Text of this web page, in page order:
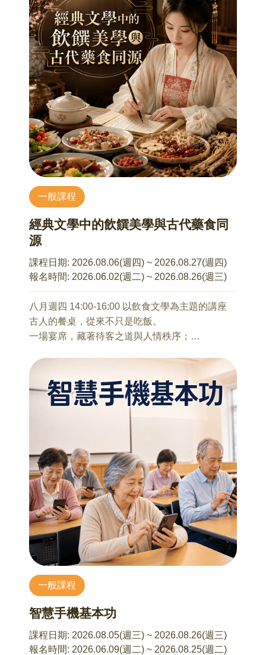
本系列講座不接受當天報名
調
2、熟齡常見困擾（頻尿、性功能下降、荷爾蒙變
化）
3、日常養護：飲食、作息保健
本系列講座不接受當天報名
帶領聽眾理解藝術如何回應消費社會，
也如何在過度刺激的世界中，重新找回「少一
點」的美感。
8/7 普普藝術：當藝術走入超市與漫畫
胡鐘尹 老師
藝術一定要高深莫測嗎？1950年代起，理查德·漢
密爾頓拋出了「究竟是什麼使今日的家庭如此不
同、如此吸引人？」的問句，正式拉開普普藝術
（Pop Art）的序幕。本講將探討安迪沃荷對藝術
圈的挑戰，透過康寶濃湯罐與瑪麗蓮夢露，將大
眾偶像轉化為可大量複製的視覺符號；里奇登斯
坦如何從通俗漫畫中提煉出充滿張力的班戴點
（Ben-Day dots）；以及歐登伯格如何將日常的
的界線。我們將看見藝術家如何擁抱消費社會的
喧嘩，並將之轉化為時代的印記。
8/14 從破壞到挪用：新達達主義與新普普的挑釁
胡鐘尹 老師
在普普藝術繁花盛開之際，有一群藝術家正試圖
重新定義「現成物」。本講聚焦於瓊斯（Jasper
Johns）對美國國旗與標靶的符號拆解，以及勞森
線的「混合繪畫」（Combines），他們繼承了達
達主義的反叛精神，卻更深植於對物體的物性探
討，促使藝術在日常及邊界思考。隨後，我們將
目光轉向當代的傑夫·昆斯，看他如何以極致工藝
「挪用」充氣玩具與通俗文化，創造出反諷且昂
貴的視覺奇觀。這是一場關於真實、符號與消費
美學的深度辯證，看藝術如何在中產階級的品味
中反覆橫跳。
8/21 極簡主義：在寂靜中看見物體「本質」
胡鐘尹 老師
當普普藝術沈溺於繽紛色彩與流行符號的調度
時，極簡主義（Minimalism）選擇轉身走向極致
的冷靜。本講將帶領聽眾認識並感受「少即是
德·賈德透過工業化生產的方盒排列表現空間與秩
塑。 我們也將探討卡爾·安德烈如何讓觀眾「走進
作品」，透過雕塑形塑空間場域，打破傳統雕塑
的底座限制。此外，透過艾格尼絲·馬丁細膩且充
一般課程
經典文學中的飲饌美學與古代藥食同
源
課程日期: 2026.08.06(週四) ~ 2026.08.27(週四)
報名時間: 2026.06.02(週二) ~ 2026.08.26(週三)
八月週四 14:00-16:00 以飲食文學為主題的講座
古人的餐桌，從來不只是吃飯。
一場宴席，藏著待客之道與人情秩序；
一道皇家御膳，展現藥食同源的養生智慧；
文學中的佳餚，更映照出貴族雅趣與市井慾望。
從先秦至清、從鹿鳴宴、燒尾宴到孔府宴：自迎
賓宴到家常宴，每個朝代都有各自的宴會特色、
重要食器以及相呼應的「宴客群體」。杯盞之間
平衡著口腹之慾和處世智慧。在時光中愈發香醇
的歷史滋味不只是一場進食，更是一次與古人靈
魂共享的美學對話。
8/13 節慶美食與自然節律
李純瑀(魚小姐) 老師
古人將時令鮮味化為隆重的儀式，並使用當代食
器承載著飲食帶來的美好，讓「節慶」中的「美
橫跨千年的季節滋味，更是在快節奏的當代透過
一器一食的對話，重新尋回那份順應天時、與節
慶共振的生活質感。
一般課程
智慧手機基本功
課程日期: 2026.08.05(週三) ~ 2026.08.26(週三)
報名時間: 2026.06.09(週二) ~ 2026.08.25(週二)